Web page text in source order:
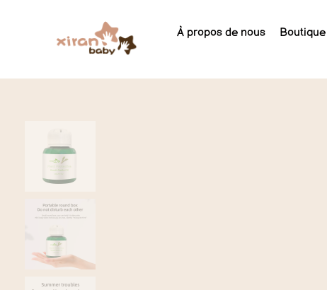
À propos de nous Boutique